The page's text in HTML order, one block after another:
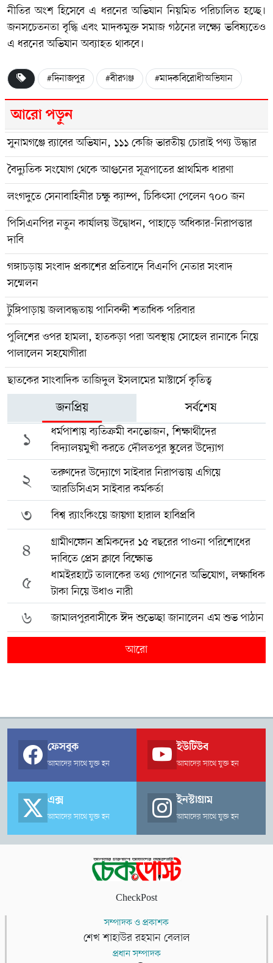
নীতির অংশ হিসেবে এ ধরনের অভিযান নিয়মিত পরিচালিত হচ্ছে।
জনসচেতনতা বৃদ্ধি এবং মাদকমুক্ত সমাজ গঠনের লক্ষ্যে ভবিষ্যতেও
এ ধরনের অভিযান অব্যাহত থাকবে।
#দিনাজপুর #বীরগঞ্জ #মাদকবিরোধীঅভিযান
আরো পড়ুন
সুনামগঞ্জে র‍্যাবের অভিযান, ১১১ কেজি ভারতীয় চোরাই পণ্য উদ্ধার
বৈদ্যুতিক সংযোগ থেকে আগুনের সূত্রপাতের প্রাথমিক ধারণা
লংগদুতে সেনাবাহিনীর চক্ষু ক্যাম্প, চিকিৎসা পেলেন ৭০০ জন
পিসিএনপির নতুন কার্যালয় উদ্বোধন, পাহাড়ে অধিকার-নিরাপত্তার
দাবি
গঙ্গাচড়ায় সংবাদ প্রকাশের প্রতিবাদে বিএনপি নেতার সংবাদ
সম্মেলন
টুঙ্গিপাড়ায় জলাবদ্ধতায় পানিবন্দী শতাধিক পরিবার
পুলিশের ওপর হামলা, হাতকড়া পরা অবস্থায় সোহেল রানাকে নিয়ে
পালালেন সহযোগীরা
ছাতকের সাংবাদিক তাজিদুল ইসলামের মাস্টার্সে কৃতিত্ব
জনপ্রিয় সর্বশেষ
১
ধর্মপাশায় ব্যতিক্রমী বনভোজন, শিক্ষার্থীদের
বিদ্যালয়মুখী করতে দৌলতপুর স্কুলের উদ্যোগ
২
তরুণদের উদ্যোগে সাইবার নিরাপত্তায় এগিয়ে
আরডিসিএস সাইবার কর্মকর্তা
৩ বিশ্ব র‍্যাংকিংয়ে জায়গা হারাল হাবিপ্রবি
৪
গ্রামীণফোন শ্রমিকদের ১৫ বছরের পাওনা পরিশোধের
দাবিতে প্রেস ক্লাবে বিক্ষোভ
৫
ধামইরহাটে তালাকের তথ্য গোপনের অভিযোগ, লক্ষাধিক
টাকা নিয়ে উধাও নারী
৬ জামালপুরবাসীকে ঈদ শুভেচ্ছা জানালেন এম শুভ পাঠান
আরো
ফেসবুক
আমাদের সাথে যুক্ত হন
ইউটিউব
আমাদের সাথে যুক্ত হন
এক্স
আমাদের সাথে যুক্ত হন
ইনস্টাগ্রাম
আমাদের সাথে যুক্ত হন
CheckPost
সম্পাদক ও প্রকাশক
শেখ শাহাউর রহমান বেলাল
প্রধান সম্পাদক